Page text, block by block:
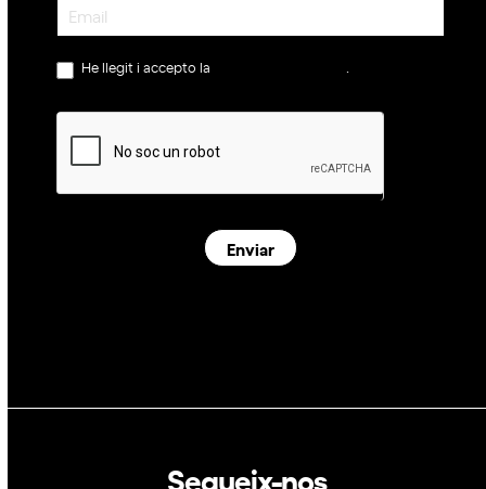
He llegit i accepto la
Enviar
Segueix-nos